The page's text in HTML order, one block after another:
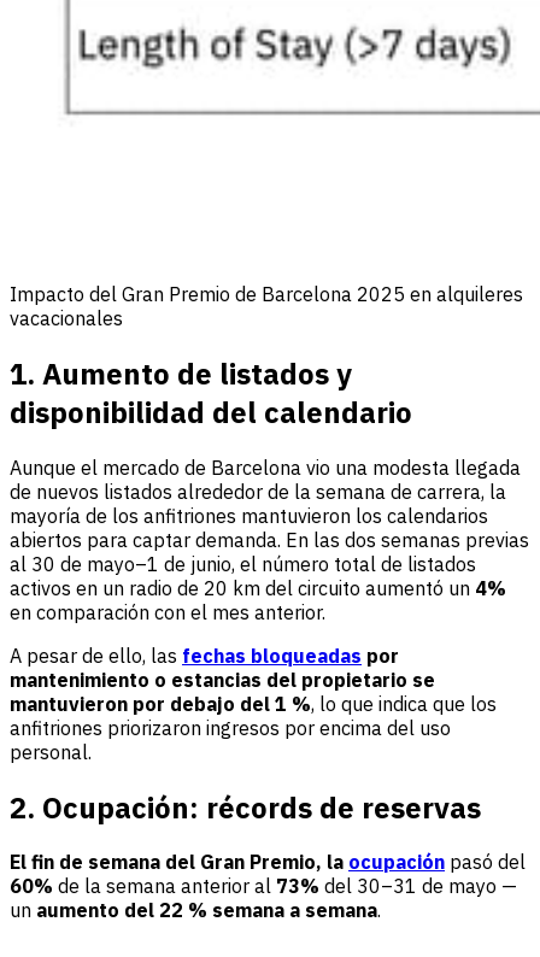
Impacto del Gran Premio de Barcelona 2025 en alquileres
vacacionales
1. Aumento de listados y
disponibilidad del calendario
Aunque el mercado de Barcelona vio una modesta llegada
de nuevos listados alrededor de la semana de carrera, la
mayoría de los anfitriones mantuvieron los calendarios
abiertos para captar demanda. En las dos semanas previas
al 30 de mayo–1 de junio, el número total de listados
activos en un radio de 20 km del circuito aumentó un 4%
en comparación con el mes anterior.
A pesar de ello, las fechas bloqueadas por
mantenimiento o estancias del propietario se
mantuvieron por debajo del 1 %, lo que indica que los
anfitriones priorizaron ingresos por encima del uso
personal.
2. Ocupación: récords de reservas
El fin de semana del Gran Premio, la ocupación pasó del
60% de la semana anterior al 73% del 30–31 de mayo —
un aumento del 22 % semana a semana.